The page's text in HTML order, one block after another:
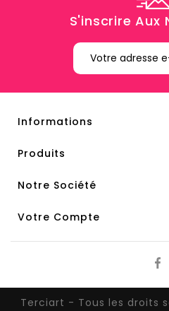
S'inscrire Aux
Informations
Produits
Notre Société
Votre Compte
Terciart - Tous les droits